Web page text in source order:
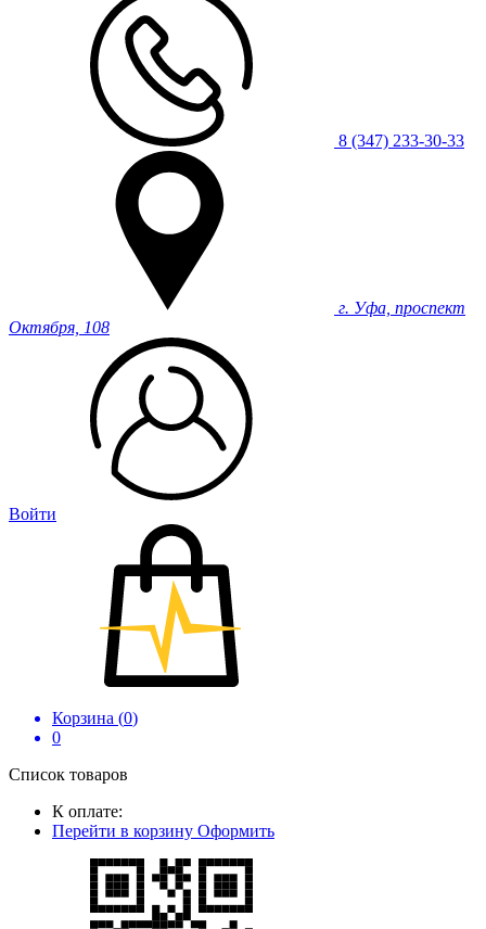
8 (347) 233-30-33
г. Уфа, проспект
Октября, 108
Войти
Корзина (0)
0
Список товаров
К оплате:
Перейти в корзину Оформить